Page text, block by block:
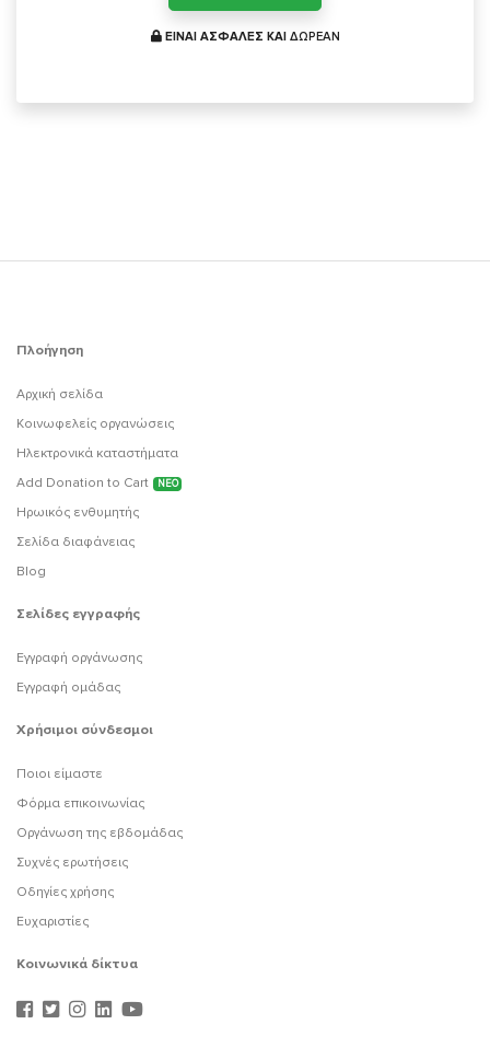
ΕΙΝΑΙ ΑΣΦΑΛΕΣ ΚΑΙ ΔΩΡΕΑΝ
Πλοήγηση
Αρχική σελίδα
Κοινωφελείς οργανώσεις
Ηλεκτρονικά καταστήματα
Add Donation to Cart
ΝΕΟ
Ηρωικός ενθυμητής
Σελίδα διαφάνειας
Blog
Σελίδες εγγραφής
Εγγραφή οργάνωσης
Εγγραφή ομάδας
Χρήσιμοι σύνδεσμοι
Ποιοι είμαστε
Φόρμα επικοινωνίας
Οργάνωση της εβδομάδας
Συχνές ερωτήσεις
Οδηγίες χρήσης
Ευχαριστίες
Κοινωνικά δίκτυα